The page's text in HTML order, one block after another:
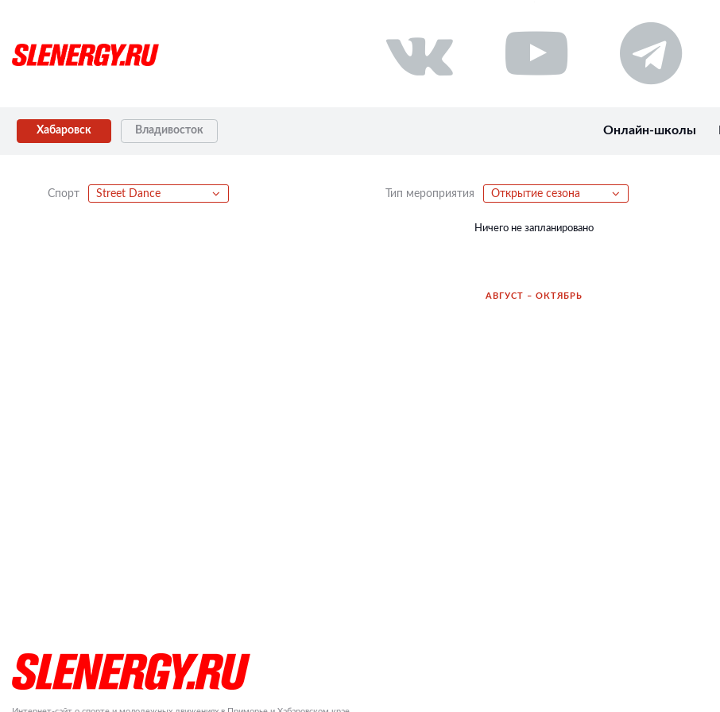
Хабаровск Владивосток Онлайн-школы
Спорт Street Dance Тип мероприятия Открытие сезона
Ничего не запланировано
АВГУСТ – ОКТЯБРЬ